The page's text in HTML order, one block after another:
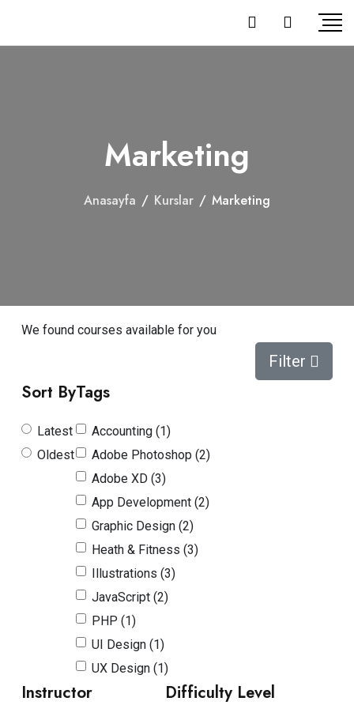
Marketing
Anasayfa / Kurslar / Marketing
We found courses available for you
Filter
Sort By
Latest
Oldest
Tags
Accounting (1)
Adobe Photoshop (2)
Adobe XD (3)
App Development (2)
Graphic Design (2)
Heath & Fitness (3)
Illustrations (3)
JavaScript (2)
PHP (1)
UI Design (1)
UX Design (1)
Instructor Difficulty Level